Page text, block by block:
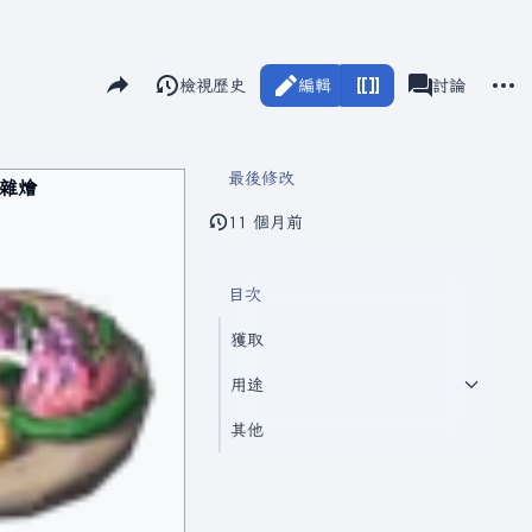
分享此頁面
視圖閱讀 編輯
檢視歷史 associated-
瓦爾海姆
討論
燴 最後修改
11 個月前
目次
獲取
用途
其他